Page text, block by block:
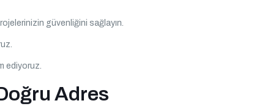
güvenliğini sağlayın.
ediyoruz.
Adres